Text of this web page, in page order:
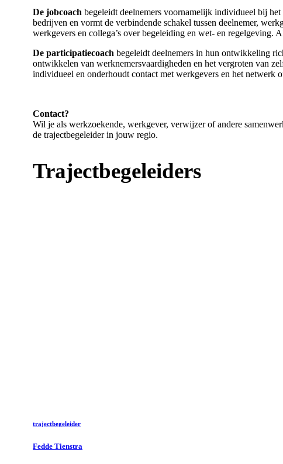
De jobcoach begeleidt deelnemers voornamelijk individueel bij
bedrijven en vormt de verbindende schakel tussen deelnemer,
werkgevers en collega’s over begeleiding en wet- en
De participatiecoach begeleidt deelnemers in hun ontwikkeling
ontwikkelen van werknemersvaardigheden en het vergroten van
individueel en onderhoudt contact met werkgevers en het netwerk
Contact?
Wil je als werkzoekende, werkgever, verwijzer of andere
de trajectbegeleider in jouw regio.
Trajectbegeleiders
trajectbegeleider
Fedde Tienstra